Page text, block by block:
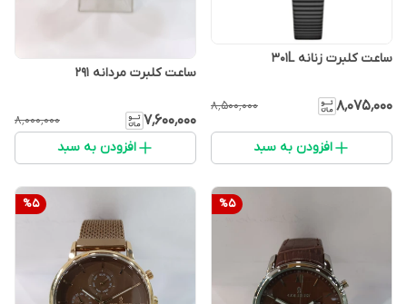
ساعت کلبرت زنانه 301L
۸٬۰۷۵٬۰۰۰ ۸٬۵۰۰٬۰۰۰
افزودن به سبد
ساعت کلبرت مردانه 291
۷٬۶۰۰٬۰۰۰ ۸٬۰۰۰٬۰۰۰
افزودن به سبد
%5
%5